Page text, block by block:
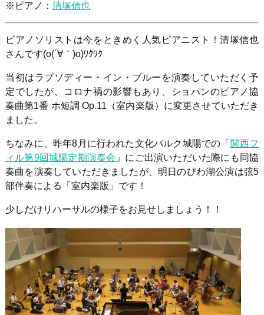
※ピアノ： 清塚信也
ピアノソリストは今をときめく人気ピアニスト！清塚信也
さんです(o(´∀｀)o)ﾜｸﾜｸ
当初はラプソディー・イン・ブルーを演奏していただく予
定でしたが、コロナ禍の影響もあり、ショパンのピアノ協
奏曲第1番 ホ短調 Op.11（室内楽版）に変更させていただき
ました。
ちなみに、昨年8月に行われた文化パルク城陽での「 関西フ
ィル第9回城陽定期演奏会 」にご出演いただいた際にも同協
奏曲を演奏していただきましたが、明日のびわ湖公演は弦5
部伴奏による「室内楽版」です！
少しだけリハーサルの様子をお見せしましょう！！